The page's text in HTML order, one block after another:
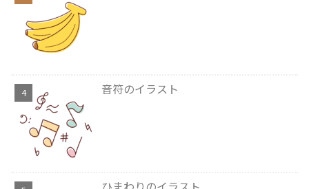
音符のイラスト